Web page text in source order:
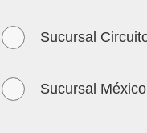
Sucursal
Sucursal México